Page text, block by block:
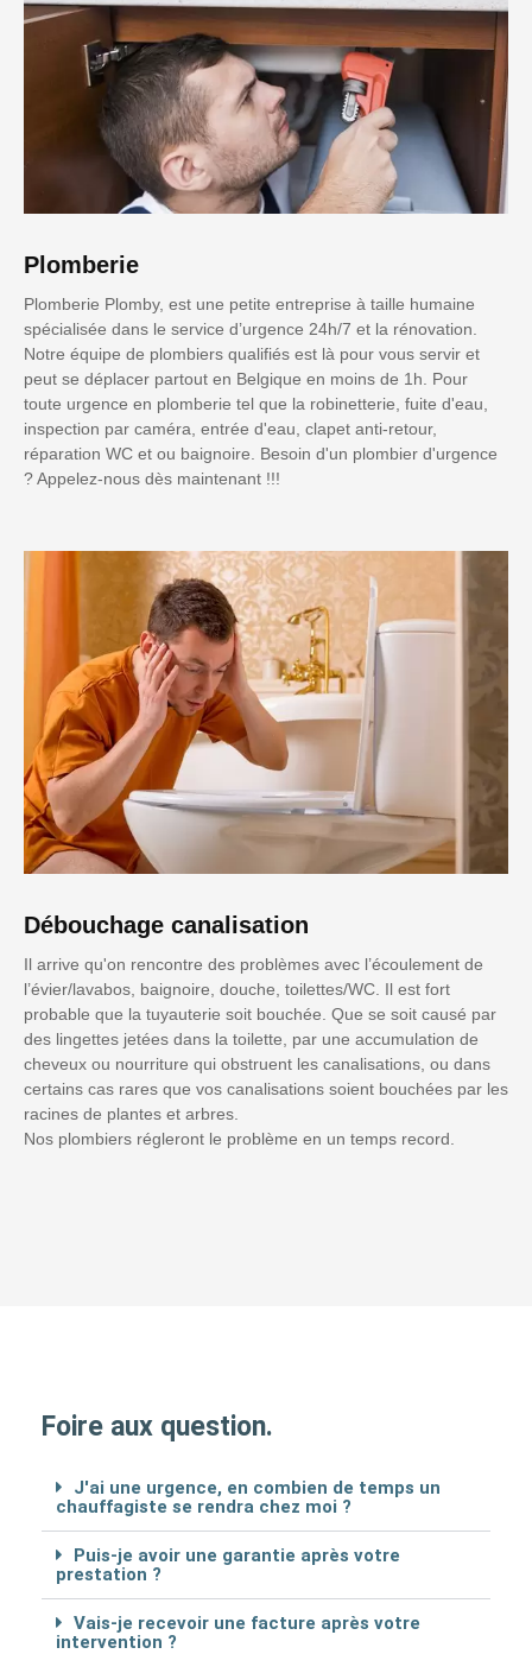
Plomberie
Plomberie Plomby, est une petite entreprise à taille humaine
spécialisée dans le service d’urgence 24h/7 et la rénovation.
Notre équipe de plombiers qualifiés est là pour vous servir et
peut se déplacer partout en Belgique en moins de 1h. Pour
toute urgence en plomberie tel que la robinetterie, fuite d'eau,
inspection par caméra, entrée d'eau, clapet anti-retour,
réparation WC et ou baignoire. Besoin d'un plombier d'urgence
? Appelez-nous dès maintenant !!!
Débouchage canalisation
Il arrive qu'on rencontre des problèmes avec l’écoulement de
l’évier/lavabos, baignoire, douche, toilettes/WC. Il est fort
probable que la tuyauterie soit bouchée. Que se soit causé par
des lingettes jetées dans la toilette, par une accumulation de
cheveux ou nourriture qui obstruent les canalisations, ou dans
certains cas rares que vos canalisations soient bouchées par les
racines de plantes et arbres.
Nos plombiers régleront le problème en un temps record.
Foire aux question.
J'ai une urgence, en combien de temps un
chauffagiste se rendra chez moi ?
Puis-je avoir une garantie après votre
prestation ?
Vais-je recevoir une facture après votre
intervention ?